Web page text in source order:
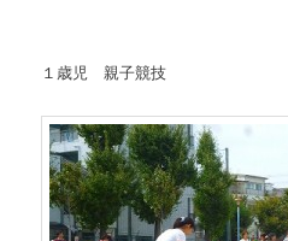
１歳児 親子競技